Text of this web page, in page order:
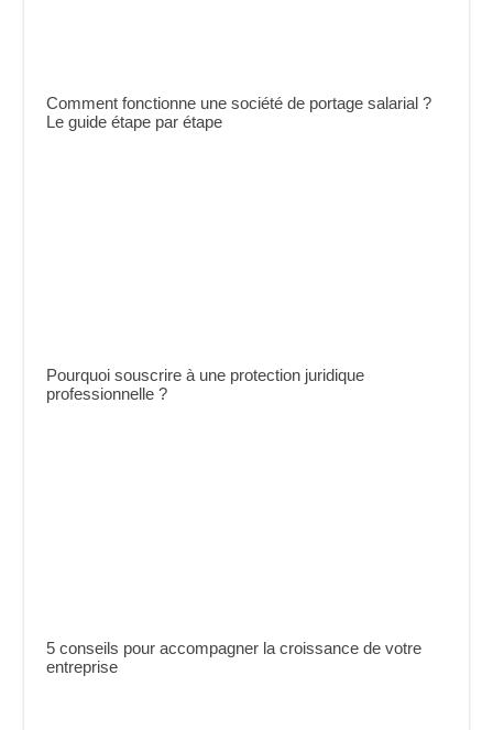
Comment fonctionne une société de portage salarial ?
Le guide étape par étape
Pourquoi souscrire à une protection juridique
professionnelle ?
5 conseils pour accompagner la croissance de votre
entreprise